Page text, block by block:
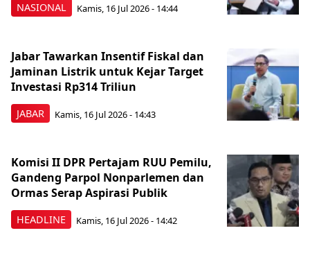
NASIONAL Kamis, 16 Jul 2026 - 14:44
JABAR
Jabar Tawarkan Insentif Fiskal dan
Jaminan Listrik untuk Kejar Target
Investasi Rp314 Triliun
Kamis, 16 Jul 2026 - 14:43
HEADLINE
Komisi II DPR Pertajam RUU Pemilu,
Gandeng Parpol Nonparlemen dan
Ormas Serap Aspirasi Publik
Kamis, 16 Jul 2026 - 14:42